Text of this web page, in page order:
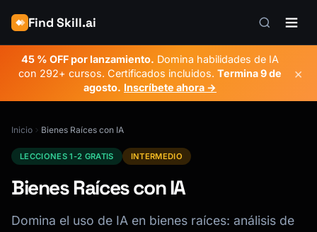
Find Skill.ai
45 % OFF por lanzamiento. Domina habilidades de IA
con 292+ cursos. Certificados incluidos. Termina9 de
agosto. Inscríbete ahora →
×
Inicio Bienes Raíces con IA
LECCIONES 1-2 GRATIS INTERMEDIO
Bienes Raíces con IA
Domina el uso de IA en bienes raíces: análisis de